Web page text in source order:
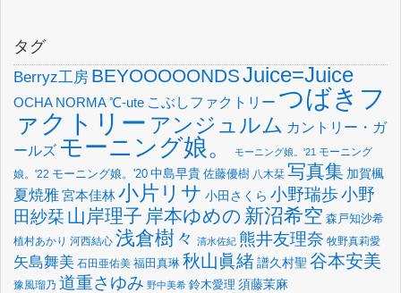
タグ
Berryz工房 BEYOOOOONDSJuice=Juice
OCHA NORMA℃-ute こぶしファクトリー つばきフ
ァクトリー アンジュルム カントリー・ガ
ールズ モーニング娘。 モーニング娘。'21 モーニング
娘。'22 モーニング娘。'20 中島早貴 佐藤優樹 八木栞 写真集 加賀楓
夏焼雅宮本佳林小片リサ 小田さくら 小野瑞歩小野
田紗栞 山岸理子 岸本ゆめの 新沼希空 森戸知沙希
植村あかり 河西結心 浅倉樹々 清水佐紀 熊井友理奈 牧野真莉愛
矢島舞美 石田亜佑美 福田真琳 秋山眞緒譜久村聖 谷本安美
豫風瑠乃 道重さゆみ 野中美希 鈴木愛理 須藤茉麻